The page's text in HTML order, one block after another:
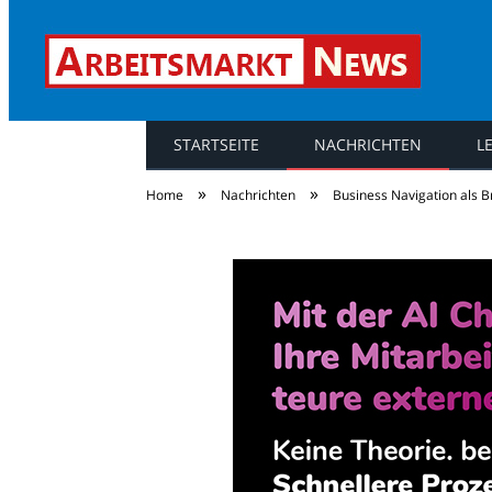
Arbeitsmarkt
STARTSEITE NACHRICHTEN
Home » Nachrichten » Business Navigation als